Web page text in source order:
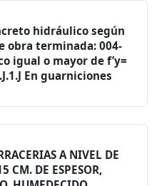
hidráulico según
obra terminada: 004-
igual o mayor de f’y=
En guarniciones
A NIVEL DE
CM. DE ESPESOR,